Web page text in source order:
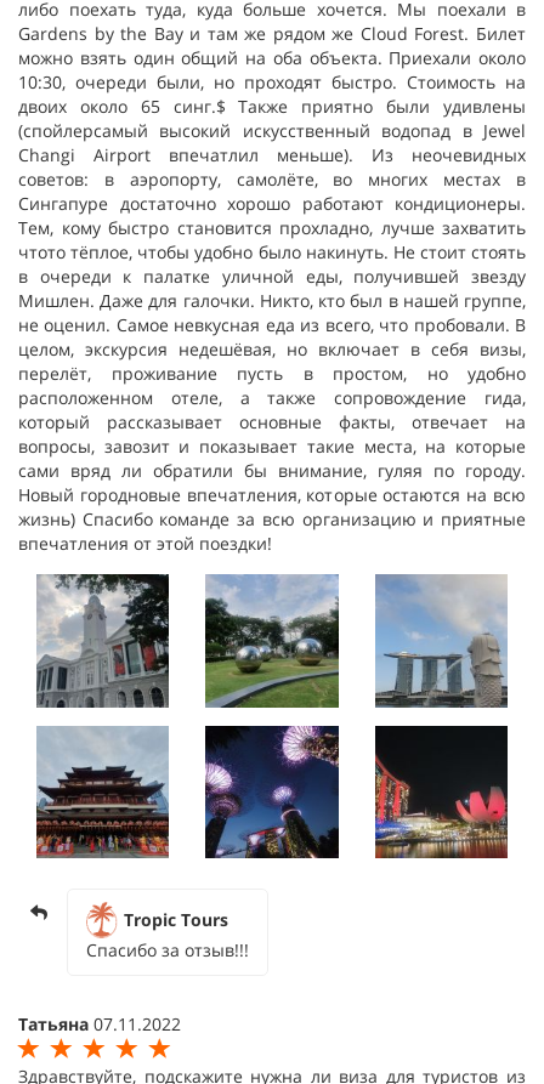
либо поехать туда, куда больше хочется. Мы поехали в
Gardens by the Bay и там же рядом же Cloud Forest. Билет
можно взять один общий на оба объекта. Приехали около
10:30, очереди были, но проходят быстро. Стоимость на
двоих около 65 синг.$ Также приятно были удивлены
(спойлерсамый высокий искусственный водопад в Jewel
Changi Airport впечатлил меньше). Из неочевидных
советов: в аэропорту, самолёте, во многих местах в
Сингапуре достаточно хорошо работают кондиционеры.
Тем, кому быстро становится прохладно, лучше захватить
чтото тёплое, чтобы удобно было накинуть. Не стоит стоять
в очереди к палатке уличной еды, получившей звезду
Мишлен. Даже для галочки. Никто, кто был в нашей группе,
не оценил. Самое невкусная еда из всего, что пробовали. В
целом, экскурсия недешёвая, но включает в себя визы,
перелёт, проживание пусть в простом, но удобно
расположенном отеле, а также сопровождение гида,
который рассказывает основные факты, отвечает на
вопросы, завозит и показывает такие места, на которые
сами вряд ли обратили бы внимание, гуляя по городу.
Новый городновые впечатления, которые остаются на всю
жизнь) Спасибо команде за всю организацию и приятные
впечатления от этой поездки!
Tropic Tours
Спасибо за отзыв!!!
Татьяна 07.11.2022
Здравствуйте, подскажите нужна ли виза для туристов из